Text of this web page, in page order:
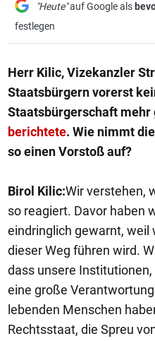
"Heute"auf Google als
festlegen
Herr Kilic, Vizekanzler
Staatsbürgern vorerst
Staatsbürgerschaft mehr
berichtete. Wie nimmt
so einen Vorstoß auf?
Birol Kilic:Wir verstehen,
so reagiert. Davor haben
eindringlich gewarnt, weil
dieser Weg führen wird.
dass unsere
eine große
lebenden Menschen
Rechtsstaat, die Spreu